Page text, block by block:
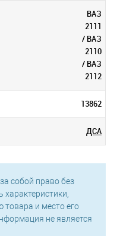
ВАЗ
2111
/ ВАЗ
2110
/ ВАЗ
2112
13862
ДСА
собой право без
и место его
не является